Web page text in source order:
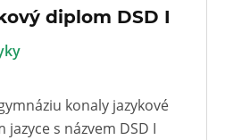
diplom DSD I
konaly jazykové
jazyce s názvem DSD I